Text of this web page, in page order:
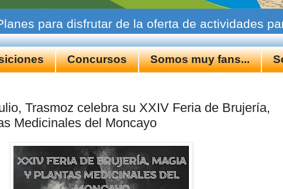
para disfrutar de la oferta de actividades
Concursos Somos muy fans...
Trasmoz celebra su XXIV Feria de Brujería,
Medicinales del Moncayo